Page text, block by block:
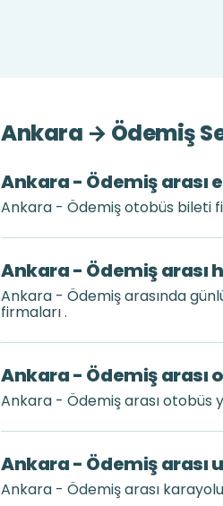
Ankara → Ödemiş
Ankara - Ödemiş arası
Ankara - Ödemiş otobüs bileti
Ankara - Ödemiş arası
Ankara - Ödemiş arasında
firmaları .
Ankara - Ödemiş arası
Ankara - Ödemiş arası otobüs
Ankara - Ödemiş arası
Ankara - Ödemiş arası